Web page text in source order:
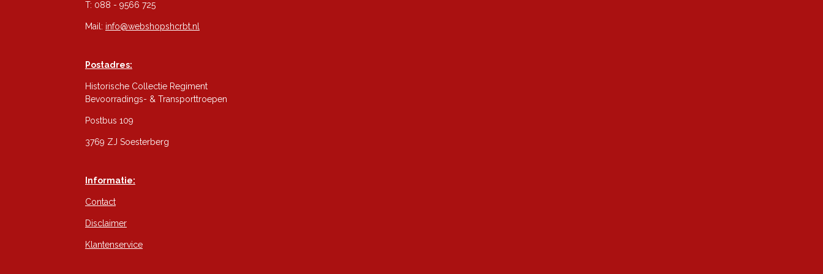
T: 088 - 9566 725
Mail: info@webshopshcrbt.nl
Postadres:
Historische Collectie Regiment
Bevoorradings- & Transporttroepen
Postbus 109
3769 ZJ Soesterberg
Informatie:
Contact
Disclaimer
Klantenservice